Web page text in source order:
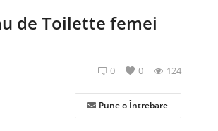
de Toilette femei
0 0 124
Pune o Întrebare